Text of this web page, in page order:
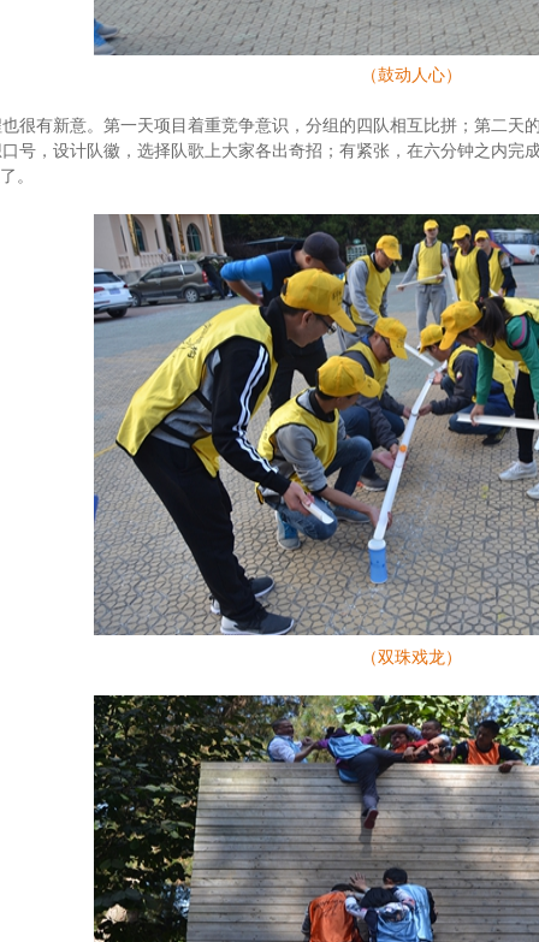
（鼓动人心）
很有新意。第一天项目着重竞争意识，分组的四队相互比拼；第二
号，设计队徽，选择队歌上大家各出奇招；有紧张，在六分钟之内完
。
（双珠戏龙）